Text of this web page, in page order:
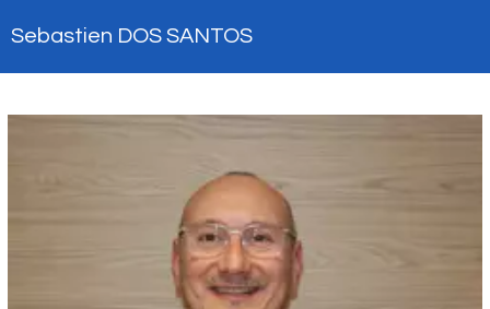
Sebastien DOS SANTOS